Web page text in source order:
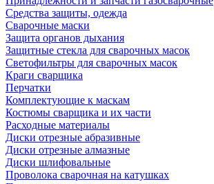
Средства защиты, одежда
Сварочные маски
Защита органов дыхания
Защитные стекла для сварочных масок
Светофильтры для сварочных масок
Краги сварщика
Перчатки
Комплектующие к маскам
Костюмы сварщика и их части
Расходные материалы
Диски отрезные абразивные
Диски отрезные алмазные
Диски шлифовальные
Проволока сварочная на катушках